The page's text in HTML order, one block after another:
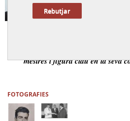
Rebutjar
mestres i figura clau en la seva
FOTOGRAFIES